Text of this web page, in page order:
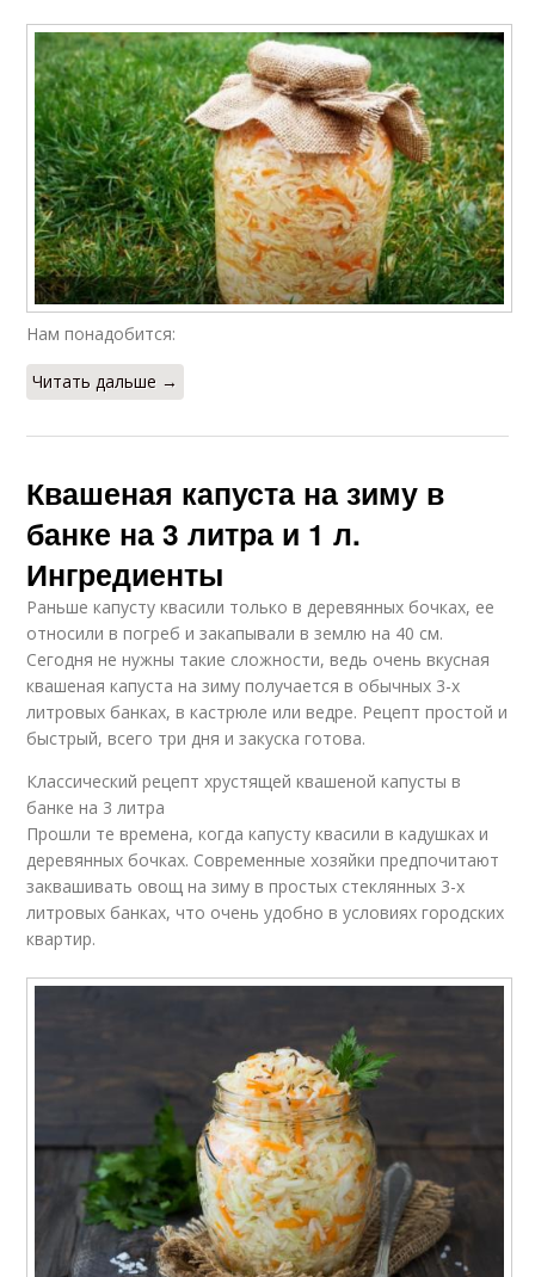
Нам понадобится:
Читать дальше →
Квашеная капуста на зиму в
банке на 3 литра и 1 л.
Ингредиенты
Раньше капусту квасили только в деревянных бочках, ее
относили в погреб и закапывали в землю на 40 см.
Сегодня не нужны такие сложности, ведь очень вкусная
квашеная капуста на зиму получается в обычных 3-х
литровых банках, в кастрюле или ведре. Рецепт простой и
быстрый, всего три дня и закуска готова.
Классический рецепт хрустящей квашеной капусты в
банке на 3 литра
Прошли те времена, когда капусту квасили в кадушках и
деревянных бочках. Современные хозяйки предпочитают
заквашивать овощ на зиму в простых стеклянных 3-х
литровых банках, что очень удобно в условиях городских
квартир.